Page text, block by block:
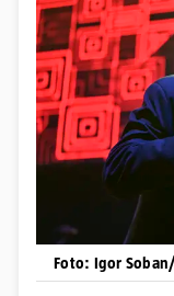
Foto: Igor